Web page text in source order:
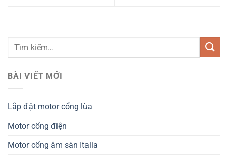
BÀI VIẾT MỚI
Lắp đặt motor cổng lùa
Motor cổng điện
Motor cổng âm sàn Italia